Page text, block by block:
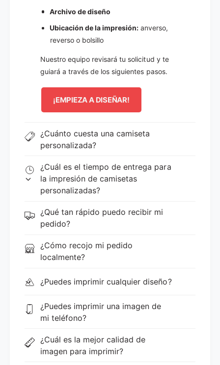
Archivo de diseño
Ubicación de la impresión:anverso,
reverso o bolsillo
Nuestro equipo revisará tu solicitud y te
guiará a través de los siguientes pasos.
¡EMPIEZA A DISEÑAR!
¿Cuánto cuesta una camiseta
personalizada?
¿Cuál es el tiempo de entrega para
la impresión de camisetas
personalizadas?
¿Qué tan rápido puedo recibir mi
pedido?
¿Cómo recojo mi pedido
localmente?
¿Puedes imprimir cualquier diseño?
¿Puedes imprimir una imagen de
mi teléfono?
¿Cuál es la mejor calidad de
imagen para imprimir?